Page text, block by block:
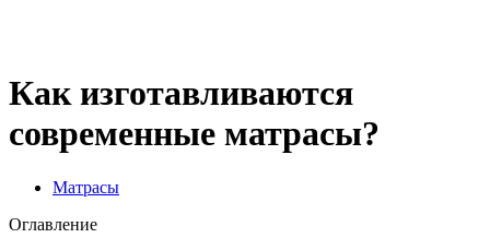
Как изготавливаются
современные матрасы?
Матрасы
Оглавление